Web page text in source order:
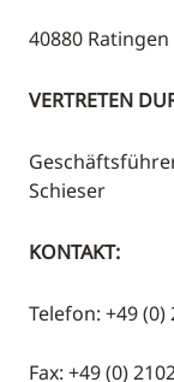
40880 Ratingen
VERTRETEN
Schieser
KONTAKT:
Telefon: +49 (0)
Fax: +49 (0)